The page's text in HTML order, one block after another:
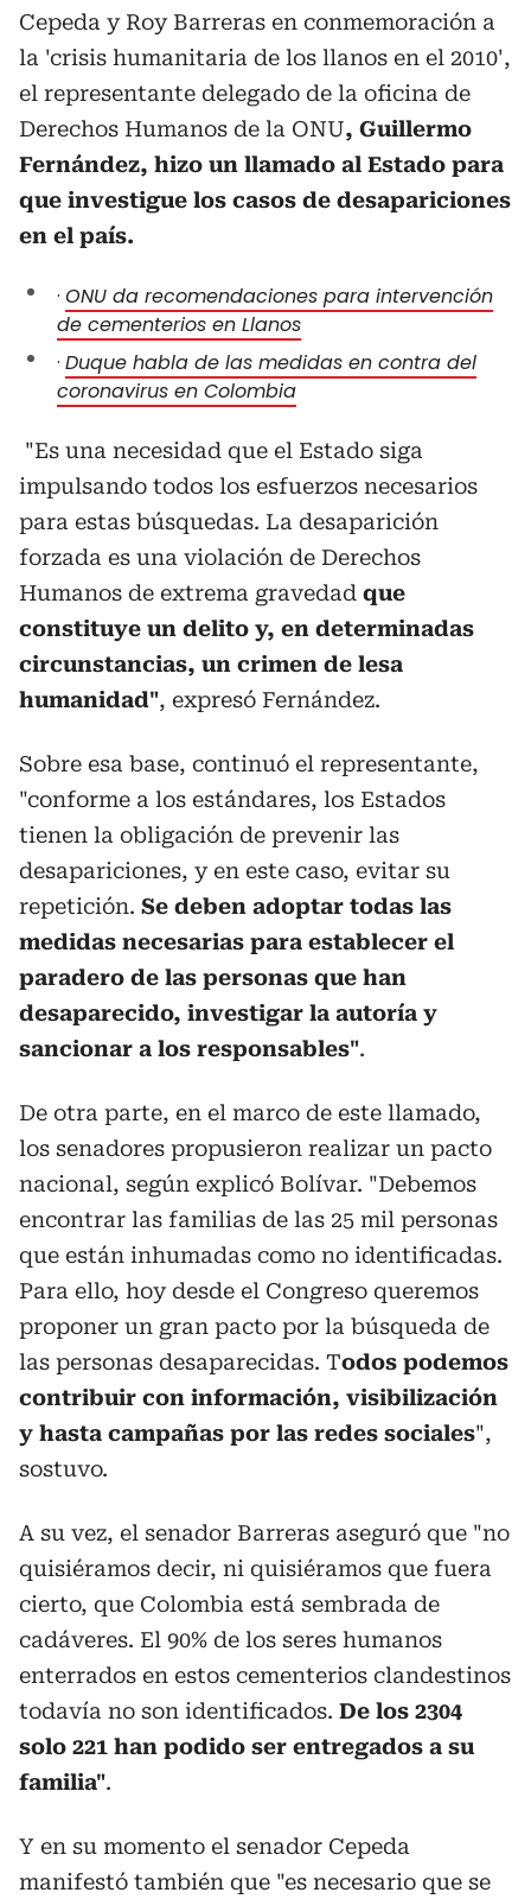
Cepeda y Roy Barreras en conmemoración a
la 'crisis humanitaria de los llanos en el 2010',
el representante delegado de la oficina de
Derechos Humanos de la ONU, Guillermo
Fernández, hizo un llamado al Estado para
que investigue los casos de desapariciones
en el país.
· ONU da recomendaciones para intervención
de cementerios en Llanos
· Duque habla de las medidas en contra del
coronavirus en Colombia
"Es una necesidad que el Estado siga
impulsando todos los esfuerzos necesarios
para estas búsquedas. La desaparición
forzada es una violación de Derechos
Humanos de extrema gravedad que
constituye un delito y, en determinadas
circunstancias, un crimen de lesa
humanidad", expresó Fernández.
Sobre esa base, continuó el representante,
"conforme a los estándares, los Estados
tienen la obligación de prevenir las
desapariciones, y en este caso, evitar su
repetición. Se deben adoptar todas las
medidas necesarias para establecer el
paradero de las personas que han
desaparecido, investigar la autoría y
sancionar a los responsables".
De otra parte, en el marco de este llamado,
los senadores propusieron realizar un pacto
nacional, según explicó Bolívar. "Debemos
encontrar las familias de las 25 mil personas
que están inhumadas como no identificadas.
Para ello, hoy desde el Congreso queremos
proponer un gran pacto por la búsqueda de
las personas desaparecidas. Todos podemos
contribuir con información, visibilización
y hasta campañas por las redes sociales",
sostuvo.
A su vez, el senador Barreras aseguró que "no
quisiéramos decir, ni quisiéramos que fuera
cierto, que Colombia está sembrada de
cadáveres. El 90% de los seres humanos
enterrados en estos cementerios clandestinos
todavía no son identificados. De los 2304
solo 221 han podido ser entregados a su
familia".
Y en su momento el senador Cepeda
manifestó también que "es necesario que se